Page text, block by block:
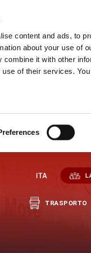
content and ads, to
about your use of
it with other
use of their services.
ITA
TRASPORTO